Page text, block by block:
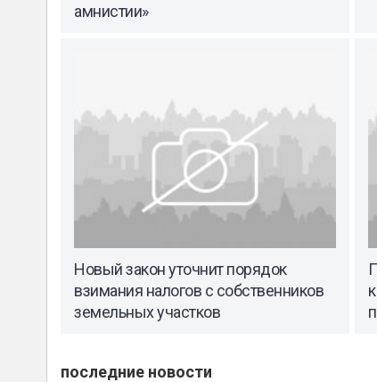
амнистии»
Новый закон уточнит порядок
взимания налогов с собственников
земельных участков
последние новости